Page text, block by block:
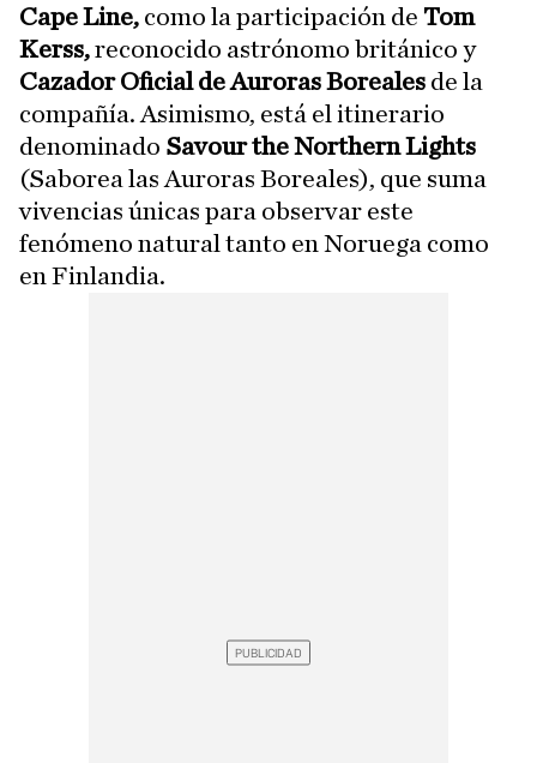
Cape Line, como la participación de Tom
Kerss,reconocido astrónomo británico y
Cazador Oficial de Auroras Boreales de la
compañía. Asimismo, está el itinerario
denominado Savour the Northern Lights
(Saborea las Auroras Boreales), que suma
vivencias únicas para observar este
fenómeno natural tanto en Noruega como
en Finlandia.